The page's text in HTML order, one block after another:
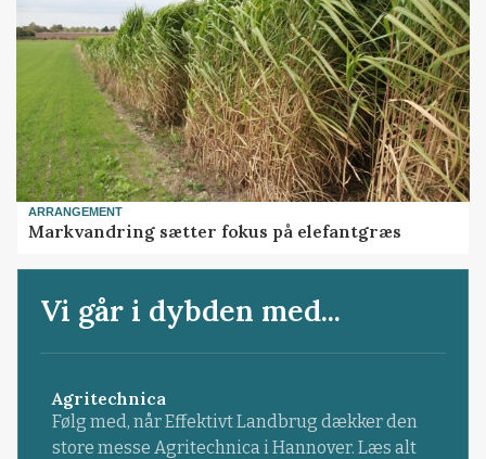
ARRANGEMENT
Markvandring sætter fokus på elefantgræs
Vi går i dybden med...
Agritechnica
Følg med, når Effektivt Landbrug dækker den
store messe Agritechnica i Hannover. Læs alt